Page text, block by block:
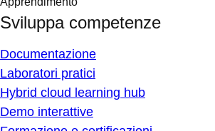
Sviluppa competenze
Documentazione
Laboratori pratici
Hybrid cloud learning hub
Demo interattive